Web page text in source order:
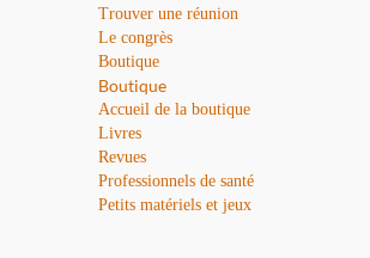
Trouver une réunion
Le congrès
Boutique
Boutique
Accueil de la boutique
Livres
Revues
Professionnels de santé
Petits matériels et jeux